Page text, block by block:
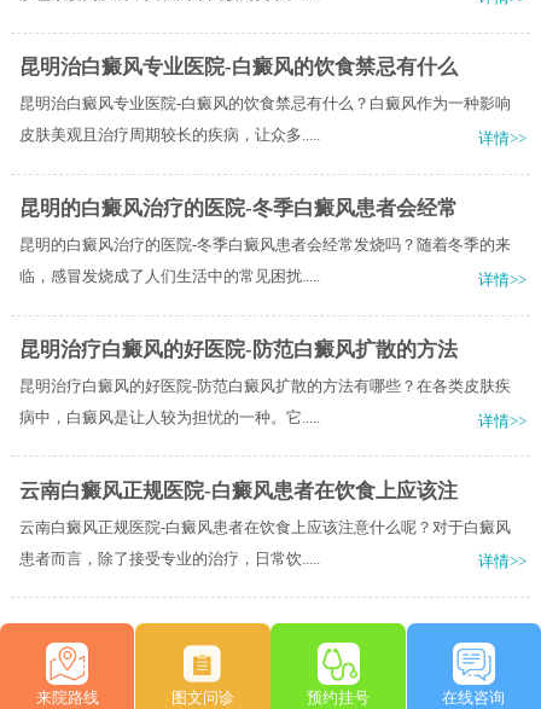
昆明治白癜风专业医院-白癜风的饮食禁忌有什么
昆明治白癜风专业医院-白癜风的饮食禁忌有什么？白癜风作为一种影响
皮肤美观且治疗周期较长的疾病，让众多.....
详情>>
昆明的白癜风治疗的医院-冬季白癜风患者会经常
昆明的白癜风治疗的医院-冬季白癜风患者会经常发烧吗？随着冬季的来
临，感冒发烧成了人们生活中的常见困扰.....
详情>>
昆明治疗白癜风的好医院-防范白癜风扩散的方法
昆明治疗白癜风的好医院-防范白癜风扩散的方法有哪些？在各类皮肤疾
病中，白癜风是让人较为担忧的一种。它.....
详情>>
云南白癜风正规医院-白癜风患者在饮食上应该注
云南白癜风正规医院-白癜风患者在饮食上应该注意什么呢？对于白癜风
患者而言，除了接受专业的治疗，日常饮.....
详情>>
来院路线 图文问诊 预约挂号 在线咨询